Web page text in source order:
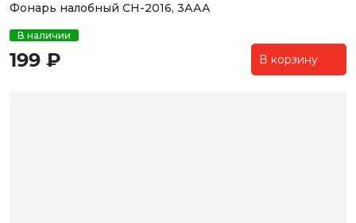
Фонарь налобный CH-2016, 3ААА
В наличии
199 ₽ В корзину